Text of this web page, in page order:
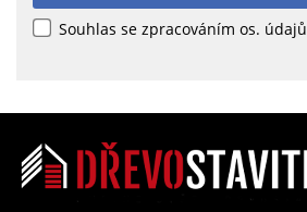
Souhlas se zpracováním os. údajů